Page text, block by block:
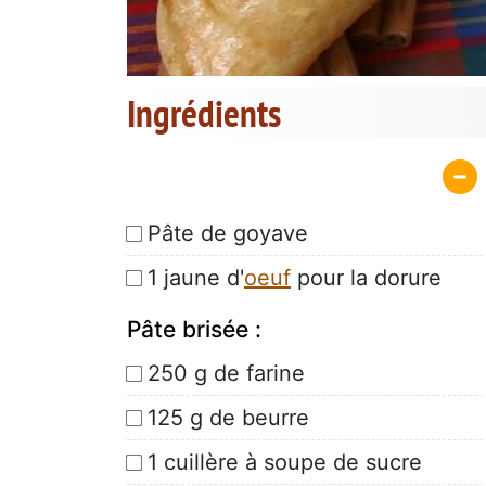
Ingrédients
Pâte de goyave
1 jaune d'oeuf pour la dorure
Pâte brisée :
250 g de farine
125 g de beurre
1 cuillère à soupe de sucre